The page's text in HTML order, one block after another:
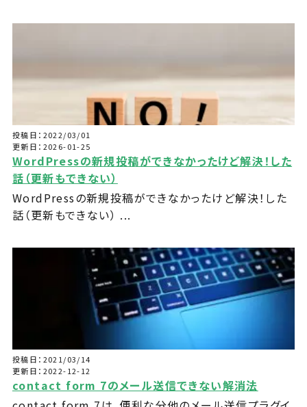
投稿日：2022/03/01
更新日：2026-01-25
WordPressの新規投稿ができなかったけど解決！した
話（更新もできない）
WordPressの新規投稿ができなかったけど解決！した
話（更新もできない） ...
投稿日：2021/03/14
更新日：2022-12-12
contact form 7のメール送信できない解消法